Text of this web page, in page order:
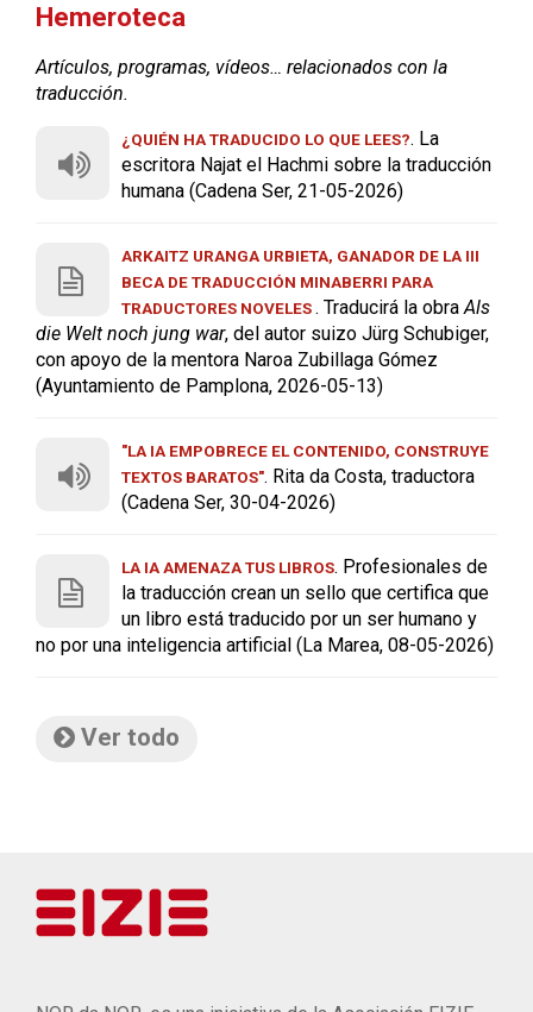
Hemeroteca
Artículos, programas, vídeos… relacionados con la
traducción.
¿QUIÉN HA TRADUCIDO LO QUE LEES?. La
escritora Najat el Hachmi sobre la traducción
humana (Cadena Ser, 21-05-2026)
ARKAITZ URANGA URBIETA, GANADOR DE LA III
BECA DE TRADUCCIÓN MINABERRI PARA
TRADUCTORES NOVELES. Traducirá la obraAls
die Welt noch jung war, del autor suizo Jürg Schubiger,
con apoyo de la mentora Naroa Zubillaga Gómez
(Ayuntamiento de Pamplona, 2026-05-13)
"LA IA EMPOBRECE EL CONTENIDO, CONSTRUYE
TEXTOS BARATOS". Rita da Costa, traductora
(Cadena Ser, 30-04-2026)
LA IA AMENAZA TUS LIBROS. Profesionales de
la traducción crean un sello que certifica que
un libro está traducido por un ser humano y
no por una inteligencia artificial (La Marea, 08-05-2026)
Ver todo